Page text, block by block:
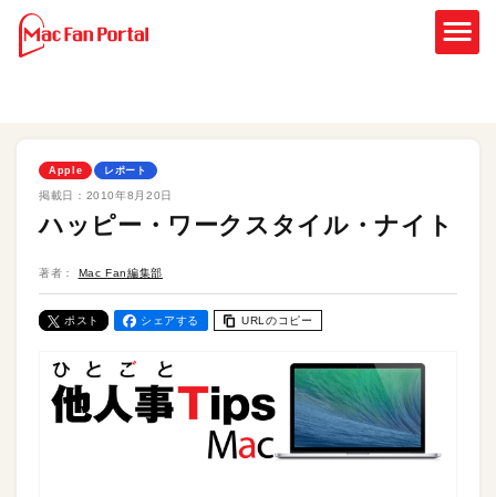
Apple レポート
掲載日： 2010年8月20日
ハッピー・ワークスタイル・ナイト
著者： Mac Fan編集部
ポスト シェアする URLのコピー